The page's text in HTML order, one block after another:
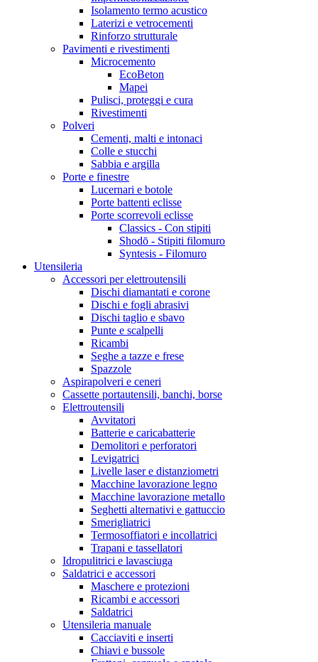
Isolamento termo acustico
Laterizi e vetrocementi
Rinforzo strutturale
Pavimenti e rivestimenti
Microcemento
EcoBeton
Mapei
Pulisci, proteggi e cura
Rivestimenti
Polveri
Cementi, malti e intonaci
Colle e stucchi
Sabbia e argilla
Porte e finestre
Lucernari e botole
Porte battenti eclisse
Porte scorrevoli eclisse
Classics - Con stipiti
Shodō - Stipiti filomuro
Syntesis - Filomuro
Utensileria
Accessori per elettroutensili
Dischi diamantati e corone
Dischi e fogli abrasivi
Dischi taglio e sbavo
Punte e scalpelli
Ricambi
Seghe a tazze e frese
Spazzole
Aspirapolveri e ceneri
Cassette portautensili, banchi, borse
Elettroutensili
Avvitatori
Batterie e caricabatterie
Demolitori e perforatori
Levigatrici
Livelle laser e distanziometri
Macchine lavorazione legno
Macchine lavorazione metallo
Seghetti alternativi e gattuccio
Smerigliatrici
Termosoffiatori e incollatrici
Trapani e tassellatori
Idropulitrici e lavasciuga
Saldatrici e accessori
Maschere e protezioni
Ricambi e accessori
Saldatrici
Utensileria manuale
Cacciaviti e inserti
Chiavi e bussole